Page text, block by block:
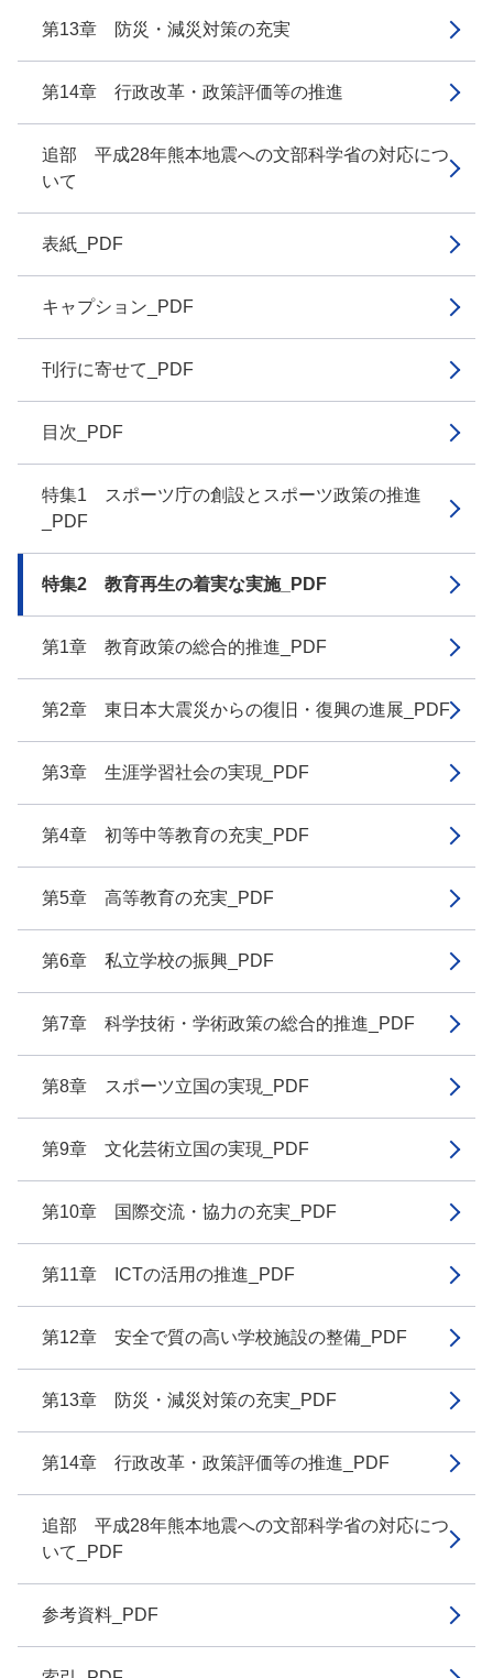
第13章 防災・減災対策の充実
第14章 行政改革・政策評価等の推進
追部 平成28年熊本地震への文部科学省の対応につ
いて
表紙_PDF
キャプション_PDF
刊行に寄せて_PDF
目次_PDF
特集1 スポーツ庁の創設とスポーツ政策の推進
_PDF
特集2 教育再生の着実な実施_PDF
第1章 教育政策の総合的推進_PDF
第2章 東日本大震災からの復旧・復興の進展_PDF
第3章 生涯学習社会の実現_PDF
第4章 初等中等教育の充実_PDF
第5章 高等教育の充実_PDF
第6章 私立学校の振興_PDF
第7章 科学技術・学術政策の総合的推進_PDF
第8章 スポーツ立国の実現_PDF
第9章 文化芸術立国の実現_PDF
第10章 国際交流・協力の充実_PDF
第11章 ICTの活用の推進_PDF
第12章 安全で質の高い学校施設の整備_PDF
第13章 防災・減災対策の充実_PDF
第14章 行政改革・政策評価等の推進_PDF
追部 平成28年熊本地震への文部科学省の対応につ
いて_PDF
参考資料_PDF